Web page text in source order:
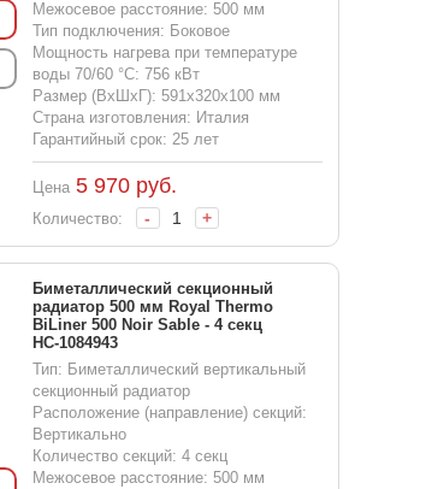
Межосевое расстояние: 500 мм
Тип подключения: Боковое
Мощность нагрева при температуре
воды 70/60 °С: 756 кВт
Размер (ВхШхГ): 591x320x100 мм
Страна изготовления: Италия
Гарантийный срок: 25 лет
Цена 5 970руб.
Количество: - +
Биметаллический секционный
радиатор 500 мм Royal Thermo
BiLiner 500 Noir Sable - 4 секц
НС-1084943
Тип: Биметаллический вертикальный
секционный радиатор
Расположение (направление) секций:
Вертикально
Количество секций: 4 секц
Межосевое расстояние: 500 мм